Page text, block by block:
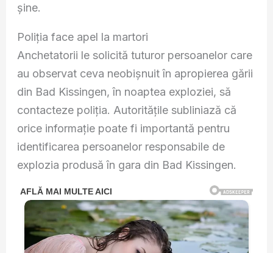
șine.
Poliția face apel la martori
Anchetatorii le solicită tuturor persoanelor care
au observat ceva neobișnuit în apropierea gării
din Bad Kissingen, în noaptea exploziei, să
contacteze poliția. Autoritățile subliniază că
orice informație poate fi importantă pentru
identificarea persoanelor responsabile de
explozia produsă în gara din Bad Kissingen.